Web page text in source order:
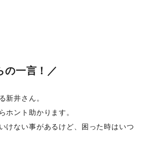
の一言！／
新井さん。
ホント助かります。
けない事があるけど、困った時はいつ